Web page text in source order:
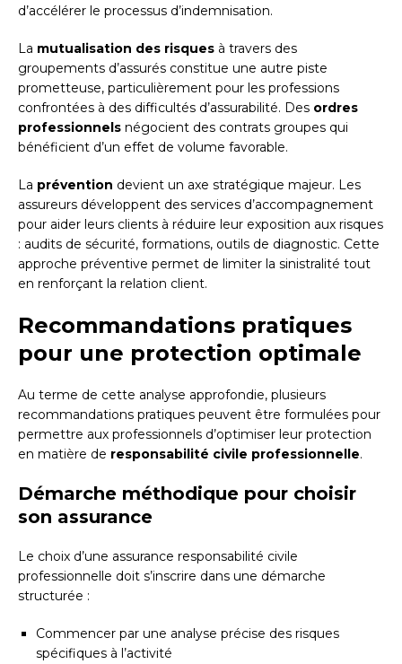
d’accélérer le processus d’indemnisation.
La mutualisation des risques à travers des
groupements d’assurés constitue une autre piste
prometteuse, particulièrement pour les professions
confrontées à des difficultés d’assurabilité. Des ordres
professionnels négocient des contrats groupes qui
bénéficient d’un effet de volume favorable.
La prévention devient un axe stratégique majeur. Les
assureurs développent des services d’accompagnement
pour aider leurs clients à réduire leur exposition aux risques
: audits de sécurité, formations, outils de diagnostic. Cette
approche préventive permet de limiter la sinistralité tout
en renforçant la relation client.
Recommandations pratiques
pour une protection optimale
Au terme de cette analyse approfondie, plusieurs
recommandations pratiques peuvent être formulées pour
permettre aux professionnels d’optimiser leur protection
en matière de responsabilité civile professionnelle.
Démarche méthodique pour choisir
son assurance
Le choix d’une assurance responsabilité civile
professionnelle doit s’inscrire dans une démarche
structurée :
Commencer par une analyse précise des risques
spécifiques à l’activité